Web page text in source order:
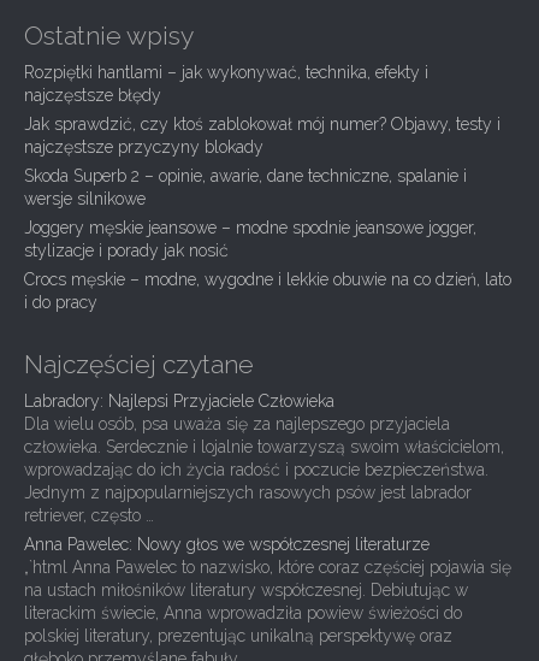
n
a
v
i
g
a
t
i
o
Ostatnie wpisy
Rozpiętki hantlami – jak wykonywać, technika, efekty i
najczęstsze błędy
Jak sprawdzić, czy ktoś zablokował mój numer? Objawy, testy i
najczęstsze przyczyny blokady
Skoda Superb 2 – opinie, awarie, dane techniczne, spalanie i
wersje silnikowe
Joggery męskie jeansowe – modne spodnie jeansowe jogger,
stylizacje i porady jak nosić
Crocs męskie – modne, wygodne i lekkie obuwie na co dzień, lato
i do pracy
Najczęściej czytane
Labradory: Najlepsi Przyjaciele Człowieka
Dla wielu osób, psa uważa się za najlepszego przyjaciela
człowieka. Serdecznie i lojalnie towarzyszą swoim właścicielom,
wprowadzając do ich życia radość i poczucie bezpieczeństwa.
Jednym z najpopularniejszych rasowych psów jest labrador
retriever, często …
Anna Pawelec: Nowy głos we współczesnej literaturze
„`html Anna Pawelec to nazwisko, które coraz częściej pojawia się
na ustach miłośników literatury współczesnej. Debiutując w
literackim świecie, Anna wprowadziła powiew świeżości do
polskiej literatury, prezentując unikalną perspektywę oraz